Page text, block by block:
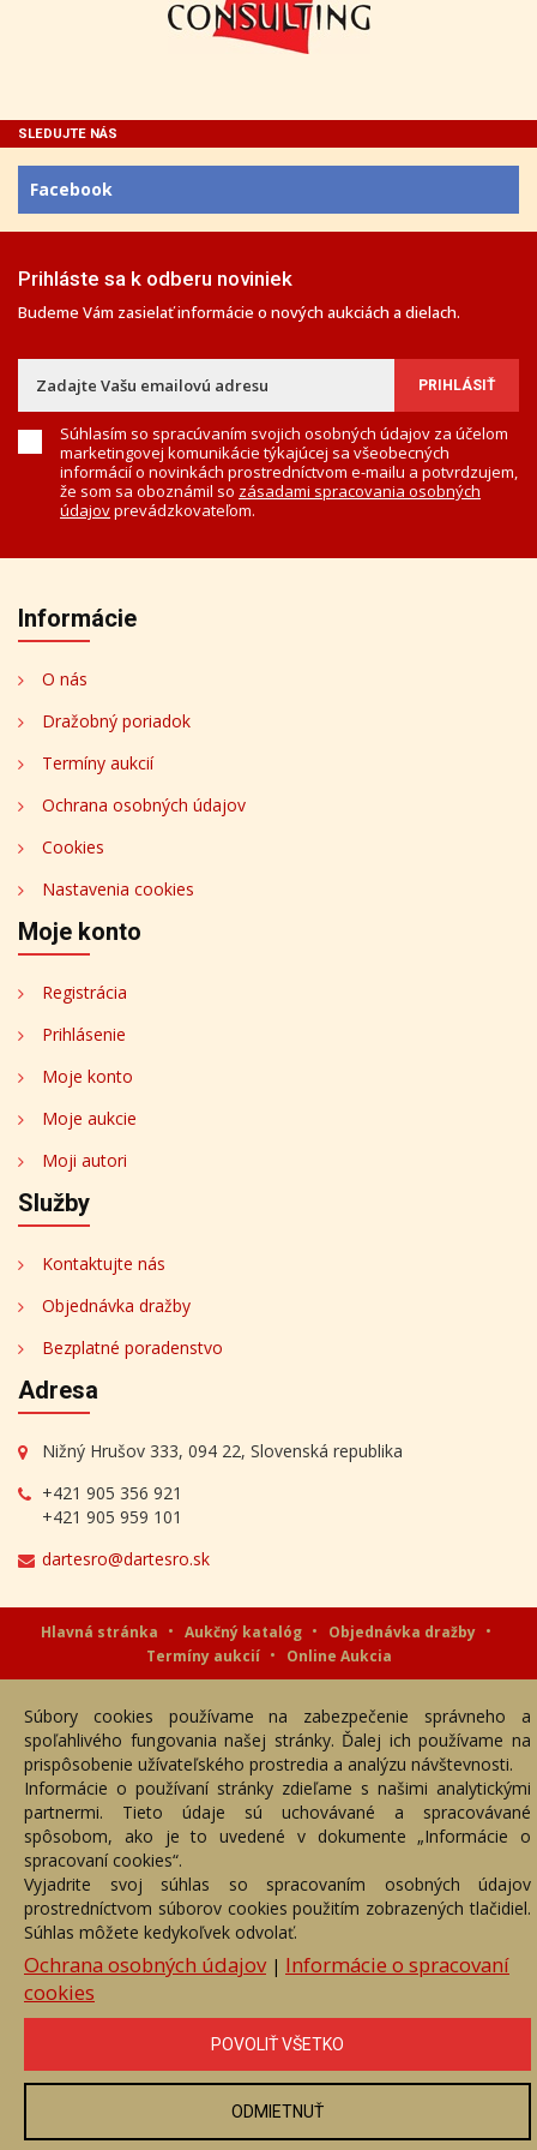
SLEDUJTE NÁS
Facebook
Prihláste sa k odberu noviniek
Budeme Vám zasielať informácie o nových aukciách a dielach.
Súhlasím so spracúvaním svojich osobných údajov za účelom
marketingovej komunikácie týkajúcej sa všeobecných
informácií o novinkách prostredníctvom e-mailu a potvrdzujem,
že som sa oboznámil so zásadami spracovania osobných
údajovprevádzkovateľom.
Informácie
O nás
Dražobný poriadok
Termíny aukcií
Ochrana osobných údajov
Cookies
Nastavenia cookies
Moje konto
Registrácia
Prihlásenie
Moje konto
Moje aukcie
Moji autori
Služby
Kontaktujte nás
Objednávka dražby
Bezplatné poradenstvo
Adresa
Nižný Hrušov 333, 094 22, Slovenská republika
+421 905 356 921
+421 905 959 101
dartesro@dartesro.sk
Hlavná stránka Aukčný katalóg
Objednávka dražby
Termíny aukcií
Online Aukcia
Akékoľvek používanie obrazových a textových súčastí tejto stránky je
podmienené výslovným súhlasom jej vlastníka. Všetky práva sú
vyhradené.
Súbory cookies používame na zabezpečenie správneho a
spoľahlivého fungovania našej stránky. Ďalej ich používame na
prispôsobenie užívateľského prostredia a analýzu návštevnosti.
Informácie o používaní stránky zdieľame s našimi analytickými
partnermi. Tieto údaje sú uchovávané a spracovávané
spôsobom, ako je to uvedené v dokumente „Informácie o
spracovaní cookies“.
Vyjadrite svoj súhlas so spracovaním osobných údajov
prostredníctvom súborov cookies použitím zobrazených tlačidiel.
Súhlas môžete kedykoľvek odvolať.
Ochrana osobných údajov| Informácie o spracovaní
cookies
POVOLIŤ VŠETKO
ODMIETNUŤ